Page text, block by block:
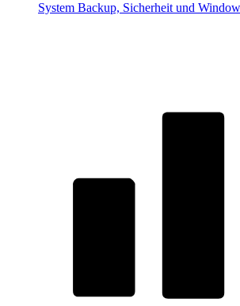
System Backup, Sicherheit und